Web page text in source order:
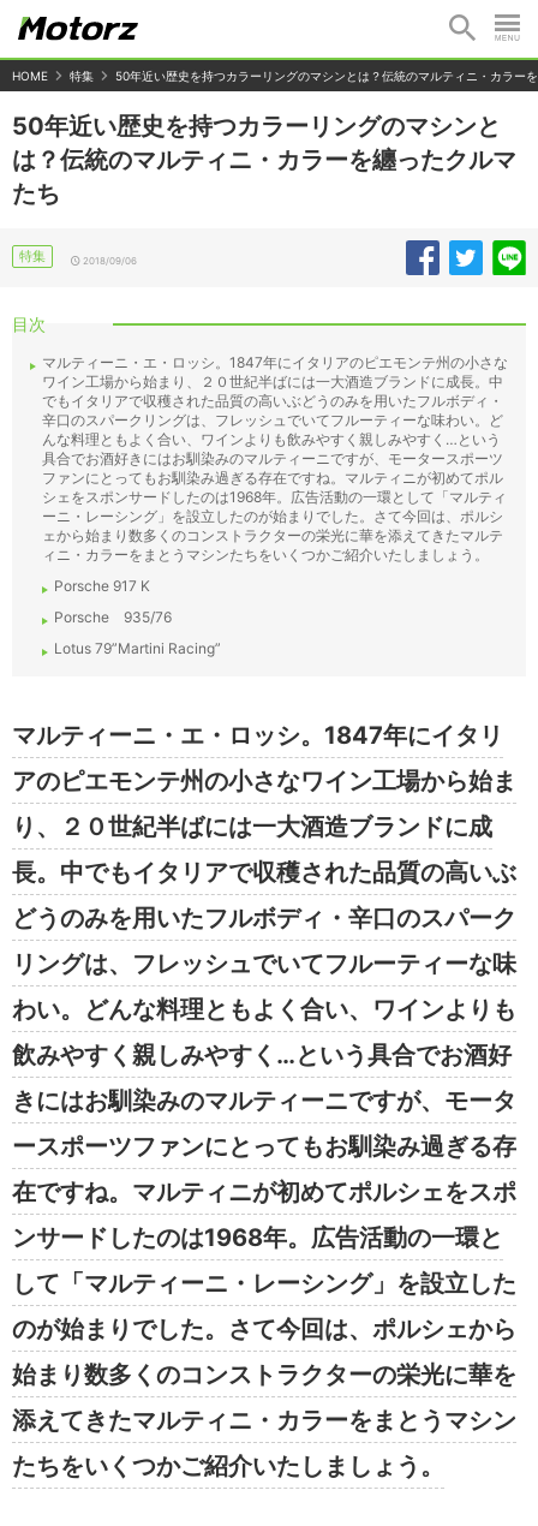
HOME 特集 50年近い歴史を持つカラーリングのマシンとは？伝統のマルティニ・カラー
50年近い歴史を持つカラーリングのマシンと
は？伝統のマルティニ・カラーを纏ったクルマ
たち
特集 2018/09/06
目次
マルティーニ・エ・ロッシ。1847年にイタリアのピエモンテ州の小さな
ワイン工場から始まり、２０世紀半ばには一大酒造ブランドに成長。中
でもイタリアで収穫された品質の高いぶどうのみを用いたフルボディ・
辛口のスパークリングは、フレッシュでいてフルーティーな味わい。ど
んな料理ともよく合い、ワインよりも飲みやすく親しみやすく…という
具合でお酒好きにはお馴染みのマルティーニですが、モータースポーツ
ファンにとってもお馴染み過ぎる存在ですね。マルティニが初めてポル
シェをスポンサードしたのは1968年。広告活動の一環として「マルティ
ーニ・レーシング」を設立したのが始まりでした。さて今回は、ポルシ
ェから始まり数多くのコンストラクターの栄光に華を添えてきたマルテ
ィニ・カラーをまとうマシンたちをいくつかご紹介いたしましょう。
Porsche 917 K
Porsche 935/76
Lotus 79”Martini Racing”
マルティーニ・エ・ロッシ。1847年にイタリ
アのピエモンテ州の小さなワイン工場から始ま
り、２０世紀半ばには一大酒造ブランドに成
長。中でもイタリアで収穫された品質の高いぶ
どうのみを用いたフルボディ・辛口のスパーク
リングは、フレッシュでいてフルーティーな味
わい。どんな料理ともよく合い、ワインよりも
飲みやすく親しみやすく…という具合でお酒好
きにはお馴染みのマルティーニですが、モータ
ースポーツファンにとってもお馴染み過ぎる存
在ですね。マルティニが初めてポルシェをスポ
ンサードしたのは1968年。広告活動の一環と
して「マルティーニ・レーシング」を設立した
のが始まりでした。さて今回は、ポルシェから
始まり数多くのコンストラクターの栄光に華を
添えてきたマルティニ・カラーをまとうマシン
たちをいくつかご紹介いたしましょう。